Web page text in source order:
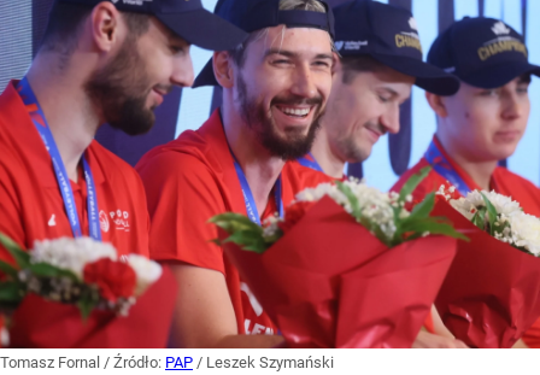
Tomasz Fornal / Źródło: PAP / Leszek Szymański